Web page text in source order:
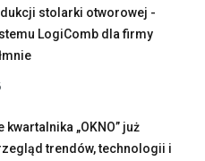
stolarki otworowej -
LogiComb dla firmy
kwartalnika „OKNO” już
trendów, technologii i